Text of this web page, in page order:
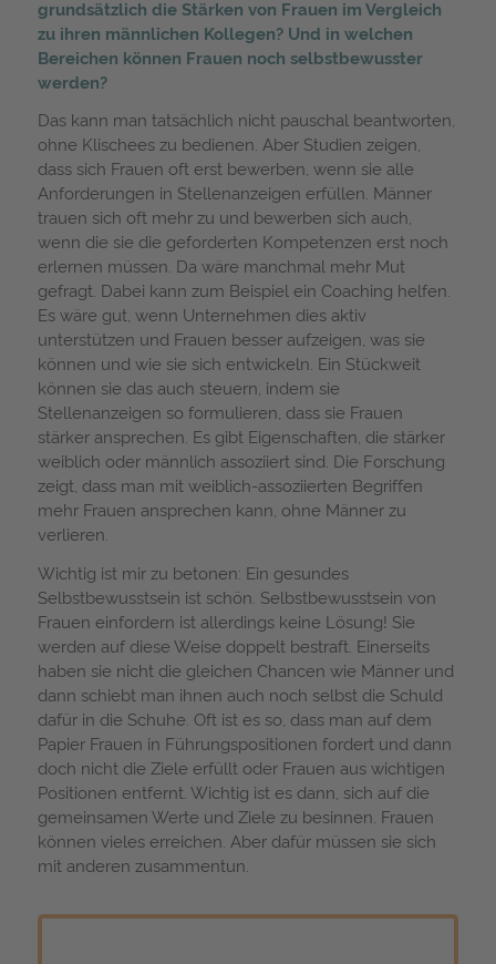
grundsätzlich die Stärken von Frauen im Vergleich
zu ihren männlichen Kollegen? Und in welchen
Bereichen können Frauen noch selbstbewusster
werden?
Das kann man tatsächlich nicht pauschal beantworten,
ohne Klischees zu bedienen. Aber Studien zeigen,
dass sich Frauen oft erst bewerben, wenn sie alle
Anforderungen in Stellenanzeigen erfüllen. Männer
trauen sich oft mehr zu und bewerben sich auch,
wenn die sie die geforderten Kompetenzen erst noch
erlernen müssen. Da wäre manchmal mehr Mut
gefragt. Dabei kann zum Beispiel ein Coaching helfen.
Es wäre gut, wenn Unternehmen dies aktiv
unterstützen und Frauen besser aufzeigen, was sie
können und wie sie sich entwickeln. Ein Stückweit
können sie das auch steuern, indem sie
Stellenanzeigen so formulieren, dass sie Frauen
stärker ansprechen. Es gibt Eigenschaften, die stärker
weiblich oder männlich assoziiert sind. Die Forschung
zeigt, dass man mit weiblich-assoziierten Begriffen
mehr Frauen ansprechen kann, ohne Männer zu
verlieren.
Wichtig ist mir zu betonen: Ein gesundes
Selbstbewusstsein ist schön. Selbstbewusstsein von
Frauen einfordern ist allerdings keine Lösung! Sie
werden auf diese Weise doppelt bestraft. Einerseits
haben sie nicht die gleichen Chancen wie Männer und
dann schiebt man ihnen auch noch selbst die Schuld
dafür in die Schuhe. Oft ist es so, dass man auf dem
Papier Frauen in Führungspositionen fordert und dann
doch nicht die Ziele erfüllt oder Frauen aus wichtigen
Positionen entfernt. Wichtig ist es dann, sich auf die
gemeinsamen Werte und Ziele zu besinnen. Frauen
können vieles erreichen. Aber dafür müssen sie sich
mit anderen zusammentun.